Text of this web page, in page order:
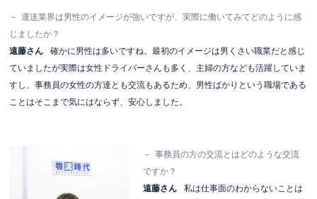
－
運送業界は男性のイメージが強いですが、実際に働いてみてどのように感
じましたか？
遠藤さん
確かに男性は多いですね。最初のイメージは男くさい職業だと感じ
ていましたが実際は女性ドライバーさんも多く、主婦の方なども活躍していま
すし、事務員の女性の方達とも交流もあるため、男性ばかりという職場である
ことはそこまで気にはならず、安心しました。
－ 事務員の方の交流とはどのような交流
ですか？
遠藤さん
私は仕事面のわからないことは